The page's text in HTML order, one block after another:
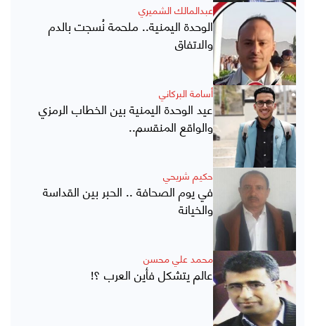
عبدالمالك الشميري
الوحدة اليمنية.. ملحمة نُسجت بالدم
والاتفاق
أسامة البركاني
عيد الوحدة اليمنية بين الخطاب الرمزي
والواقع المنقسم..
حكيم شريحي
في يوم الصحافة .. الحبر بين القداسة
والخيانة
محمد علي محسن
عالم يتشكل فأين العرب ؟!